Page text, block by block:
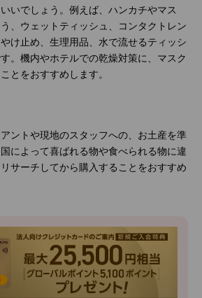
いでしょう。例えば、ハンカチやマス
、ウェットティッシュ、コンタクトレン
け止め、生理用品、水で流せるティッシ
。機内やホテルでの乾燥対策に、マスク
とをおすすめします。
ントや現地のスタッフへの、お土産を準
によって喜ばれる物や食べられる物に違
サーチしてから購入することをおすすめ